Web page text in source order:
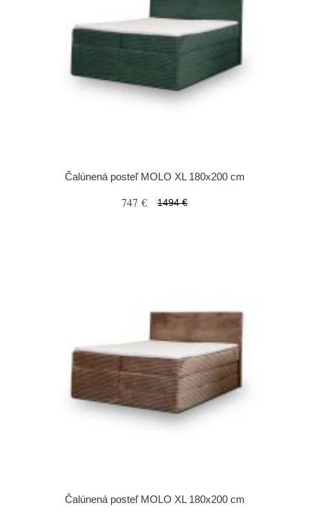
Čalúnená posteľ MOLO XL 180x200 cm
747 € 1494 €
Čalúnená posteľ MOLO XL 180x200 cm